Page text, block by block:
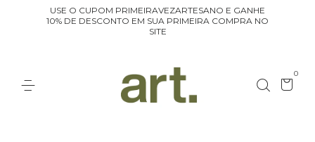
USE O CUPOM PRIMEIRAVEZARTESANO E GANHE
10% DE DESCONTO EM SUA PRIMEIRA COMPRA NO
SITE
0